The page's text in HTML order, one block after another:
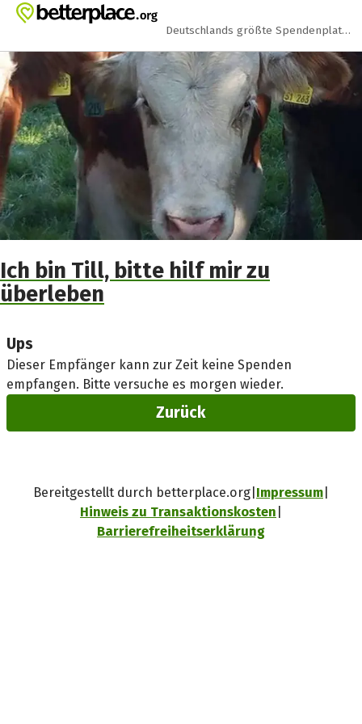
Zum Hauptinhalt springen
Erklärung zur Barrierefreiheit anzeigen
Deutschlands größte Spendenplattform
Ich bin Till, bitte hilf mir zu
überleben
Ups
Dieser Empfänger kann zur Zeit keine Spenden
empfangen. Bitte versuche es morgen wieder.
Zurück
Bereitgestellt durch betterplace.org Impressum
Hinweis zu Transaktionskosten
Barrierefreiheitserklärung